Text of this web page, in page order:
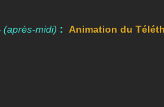
(après-midi) :
Animation du